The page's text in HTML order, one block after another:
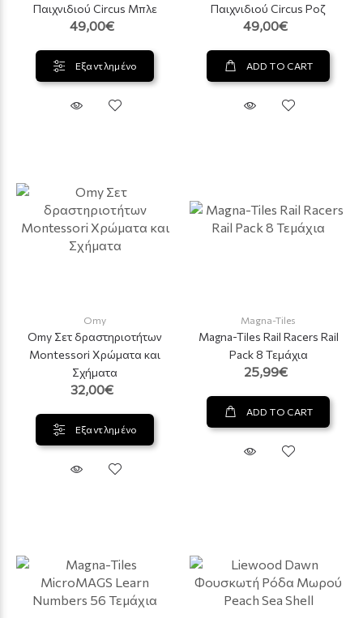
Παιχνιδιού Circus Μπλε
49,00€
Εξαντλημένο
Παιχνιδιού Circus Ροζ
49,00€
ADD TO CART
Omy
Omy Σετ δραστηριοτήτων
Montessori Χρώματα και
Σχήματα
32,00€
Εξαντλημένο
Magna-Tiles
Magna-Tiles Rail Racers Rail
Pack 8 Τεμάχια
25,99€
ADD TO CART